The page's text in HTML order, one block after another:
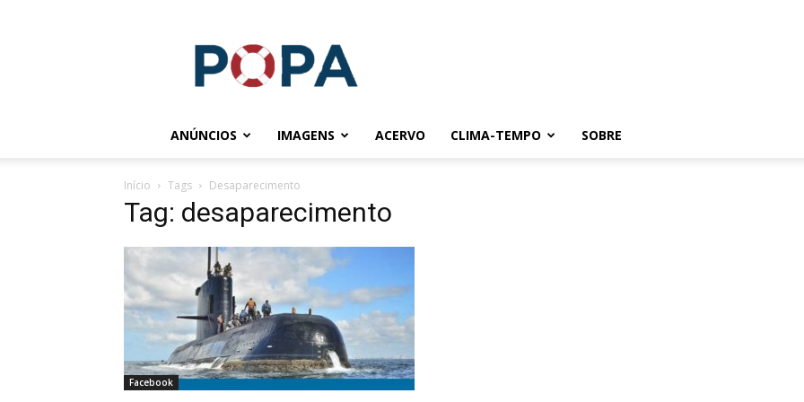
ANÚNCIOS IMAGENS ACERVO CLIMA-TEMPO SOBRE
Início Tags Desaparecimento
Tag: desaparecimento
Facebook